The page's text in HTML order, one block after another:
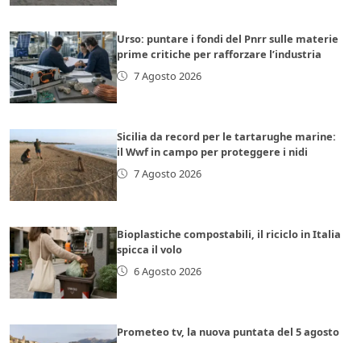
Urso: puntare i fondi del Pnrr sulle materie
prime critiche per rafforzare l’industria
7 Agosto 2026
Sicilia da record per le tartarughe marine:
il Wwf in campo per proteggere i nidi
7 Agosto 2026
Bioplastiche compostabili, il riciclo in Italia
spicca il volo
6 Agosto 2026
Prometeo tv, la nuova puntata del 5 agosto